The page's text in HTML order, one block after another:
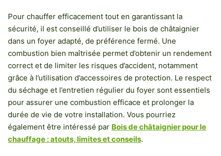
Pour chauffer efficacement tout en garantissant la
sécurité, il est conseillé d’utiliser le bois de châtaignier
dans un foyer adapté, de préférence fermé. Une
combustion bien maîtrisée permet d’obtenir un rendement
correct et de limiter les risques d’accident, notamment
grâce à l’utilisation d’accessoires de protection. Le respect
du séchage et l’entretien régulier du foyer sont essentiels
pour assurer une combustion efficace et prolonger la
durée de vie de votre installation. Vous pourriez
également être intéressé par Bois de châtaignier pour le
chauffage : atouts, limites et conseils.